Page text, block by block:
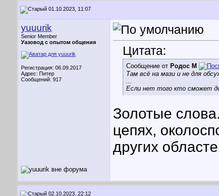
01.10.2023, 11:07
yuuurik
Senior Member
Уазовод с опытом общения
Регистрация: 06.09.2017
Адрес: Питер
Сообщений: 917
Цитата:
Сообщение от Родос М
Там всё на мази и не для
...
Если нет того кто сможет
Золотые
цепях,
других
02.10.2023, 22:12